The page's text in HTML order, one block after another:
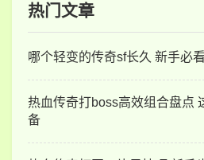
热门文章
哪个轻变的传奇sf长久 新手必
热血传奇打boss高效组合盘点
备